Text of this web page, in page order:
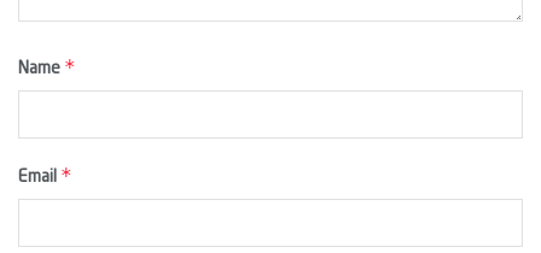
Name *
Email *